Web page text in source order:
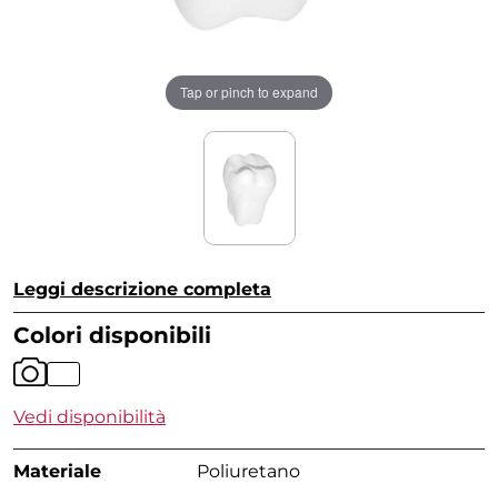
Tap or pinch to expand
Leggi descrizione completa
Colori disponibili
Vedi disponibilità
Materiale Poliuretano